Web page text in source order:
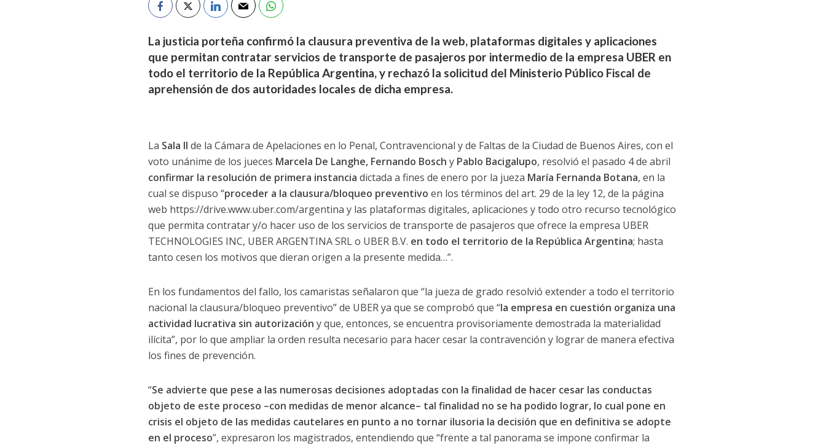
La justicia porteña confirmó la clausura preventiva de la web, plataformas digitales y aplicaciones
que permitan contratar servicios de transporte de pasajeros por intermedio de la empresa UBER en
todo el territorio de la República Argentina, y rechazó la solicitud del Ministerio Público Fiscal de
aprehensión de dos autoridades locales de dicha empresa.
La Sala II de la Cámara de Apelaciones en lo Penal, Contravencional y de Faltas de la Ciudad de Buenos Aires, con el
voto unánime de los jueces Marcela De Langhe, Fernando Bosch yPablo Bacigalupo, resolvió el pasado 4 de abril
confirmar la resolución de primera instancia dictada a fines de enero por la jueza María Fernanda Botana, en la
cual se dispuso “proceder a la clausura/bloqueo preventivo en los términos del art. 29 de la ley 12, de la página
web https://drive.www.uber.com/argentina y las plataformas digitales, aplicaciones y todo otro recurso tecnológico
que permita contratar y/o hacer uso de los servicios de transporte de pasajeros que ofrece la empresa UBER
TECHNOLOGIES INC, UBER ARGENTINA SRL o UBER B.V. en todo el territorio de la República Argentina; hasta
tanto cesen los motivos que dieran origen a la presente medida…”.
En los fundamentos del fallo, los camaristas señalaron que “la jueza de grado resolvió extender a todo el territorio
nacional la clausura/bloqueo preventivo” de UBER ya que se comprobó que “la empresa en cuestión organiza una
actividad lucrativa sin autorización y que, entonces, se encuentra provisoriamente demostrada la materialidad
ilícita”, por lo que ampliar la orden resulta necesario para hacer cesar la contravención y lograr de manera efectiva
los fines de prevención.
“Se advierte que pese a las numerosas decisiones adoptadas con la finalidad de hacer cesar las conductas
objeto de este proceso –con medidas de menor alcance– tal finalidad no se ha podido lograr, lo cual pone en
crisis el objeto de las medidas cautelares en punto a no tornar ilusoria la decisión que en definitiva se adopte
en el proceso”, expresaron los magistrados, entendiendo que “frente a tal panorama se impone confirmar la